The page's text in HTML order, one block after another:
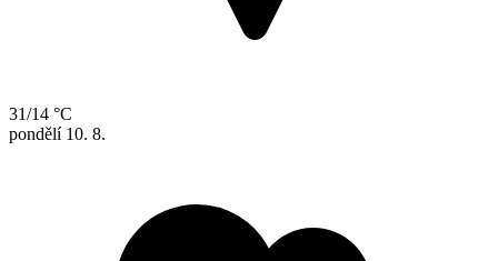
31/14 °C
pondělí 10. 8.